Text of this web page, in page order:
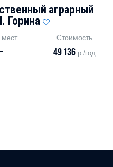
аграрный
Горина
Стоимость
49 136 р./год